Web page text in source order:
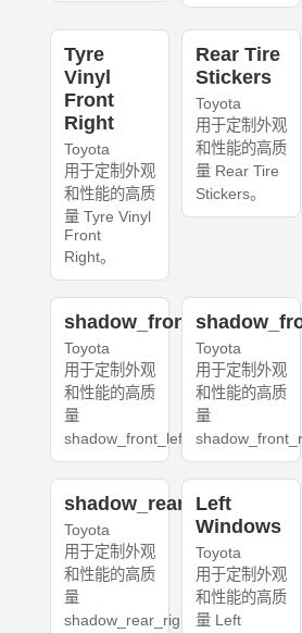
Tyre
Vinyl
Front
Right
Toyota
用于定制外观
和性能的高质
量 Tyre Vinyl
Front
Right。
Rear Tire
Stickers
Toyota
用于定制外观
和性能的高质
量 Rear Tire
Stickers。
shadow_front_left
Toyota
用于定制外观
和性能的高质
量
shadow_front_left。
Toyota
用于定制外观
和性能的高质
量
shadow_rear_right
Toyota
用于定制外观
和性能的高质
量
shadow_rear_right。
Left
Windows
Toyota
用于定制外观
和性能的高质
量 Left